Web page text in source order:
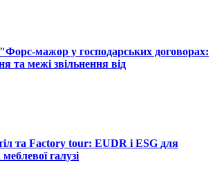
мажор у господарських договорах:
та межі звільнення від
та Factory tour: EUDR і ESG для
галузі